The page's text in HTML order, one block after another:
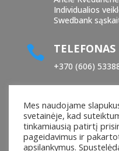
Individualios
Swedbank
 TELEFONAS
+370 (606)
Mes naudojame
svetainėje, kad
tinkamiausią patirtį
pageidavimus ir
apsilankymus.